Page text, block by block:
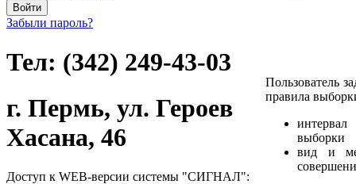
Забыли пароль?
Тел: (342) 249-43-03
г. Пермь, ул. Героев
Хасана, 46
Доступ к WEB-версии системы "СИГНАЛ":
Пользователь
правила
интервал
выборки
вид и